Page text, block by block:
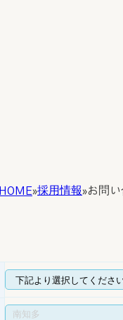
HOME»採用情報»お問